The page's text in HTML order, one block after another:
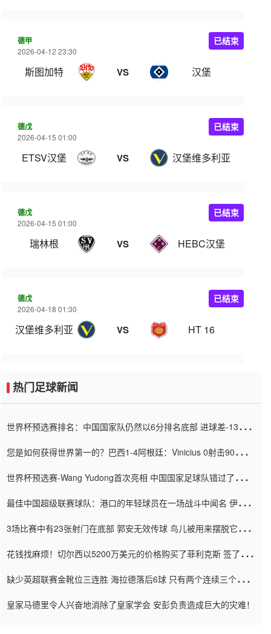
德甲
2026-04-12 23:30
斯图加特 VS 汉堡
已结束
德戊
2026-04-15 01:00
ETSV汉堡 VS 汉堡维多利亚
已结束
德戊
2026-04-15 01:00
瑞林根 VS HEBC汉堡
已结束
德戊
2026-04-18 01:30
汉堡维多利亚 VS HT 16
已结束
热门足球新闻
世界杯预选赛排名：中国国家队仍然以6分排名底部 进球差-13令人
您是如何获得世界第一的？巴西1-4阿根廷：Vinicius 0射击90分钟
世界杯预选赛-Wang Yudong首次亮相 中国国家足球队错过了世界
最佳中国超级联赛球队：港口的年轻球员在一场战斗中闻名 伊万放
3场比赛中有23张射门在底部 郭安无效传球 鸟儿被用来摆脱它
花钱找麻烦！切尔西以5200万美元的价格购买了菲利克斯 签了7年
缺少英超联赛金靴位三连胜 海拉德落后6球 只有两个连续三个连续
皇家马德里令人兴奋地消除了皇家学会 安彭负责造成巨大的灾难！